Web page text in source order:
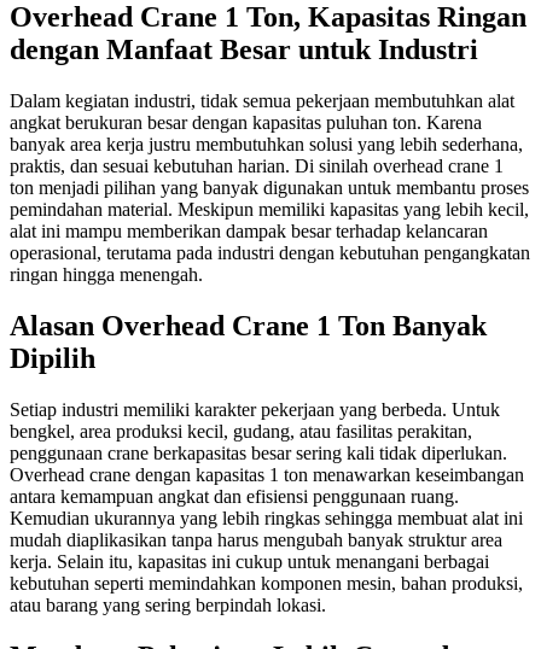
Overhead Crane 1 Ton, Kapasitas Ringan
dengan Manfaat Besar untuk Industri
Dalam kegiatan industri, tidak semua pekerjaan membutuhkan alat
angkat berukuran besar dengan kapasitas puluhan ton. Karena
banyak area kerja justru membutuhkan solusi yang lebih sederhana,
praktis, dan sesuai kebutuhan harian. Di sinilah overhead crane 1
ton menjadi pilihan yang banyak digunakan untuk membantu proses
pemindahan material. Meskipun memiliki kapasitas yang lebih kecil,
alat ini mampu memberikan dampak besar terhadap kelancaran
operasional, terutama pada industri dengan kebutuhan pengangkatan
ringan hingga menengah.
Alasan Overhead Crane 1 Ton Banyak
Dipilih
Setiap industri memiliki karakter pekerjaan yang berbeda. Untuk
bengkel, area produksi kecil, gudang, atau fasilitas perakitan,
penggunaan crane berkapasitas besar sering kali tidak diperlukan.
Overhead crane dengan kapasitas 1 ton menawarkan keseimbangan
antara kemampuan angkat dan efisiensi penggunaan ruang.
Kemudian ukurannya yang lebih ringkas sehingga membuat alat ini
mudah diaplikasikan tanpa harus mengubah banyak struktur area
kerja. Selain itu, kapasitas ini cukup untuk menangani berbagai
kebutuhan seperti memindahkan komponen mesin, bahan produksi,
atau barang yang sering berpindah lokasi.